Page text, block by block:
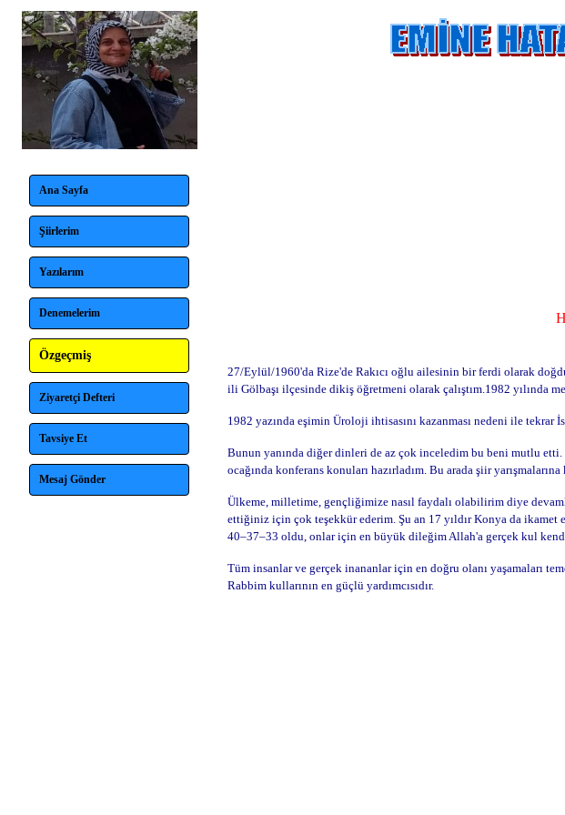
Ana Sayfa
Şiirlerim
Yazılarım
Denemelerim
Özgeçmiş
Ziyaretçi Defteri
Tavsiye Et
Mesaj Gönder
27/Eylül/1960'da Rize'de Rakıcı oğlu ailesinin bir ferdi olarak
ili Gölbaşı ilçesinde dikiş öğretmeni olarak çalıştım.1982 yılında
1982 yazında eşimin Üroloji ihtisasını kazanması nedeni ile
Bunun yanında diğer dinleri de az çok inceledim bu beni mutlu
ocağında konferans konuları hazırladım. Bu arada şiir
Ülkeme, milletime, gençliğimize nasıl faydalı olabilirim diye
ettiğiniz için çok teşekkür ederim. Şu an 17 yıldır Konya da
40–37–33 oldu, onlar için en büyük dileğim Allah'a gerçek kul
Tüm insanlar ve gerçek inananlar için en doğru olanı yaşamaları
Rabbim kullarının en güçlü yardımcısıdır.